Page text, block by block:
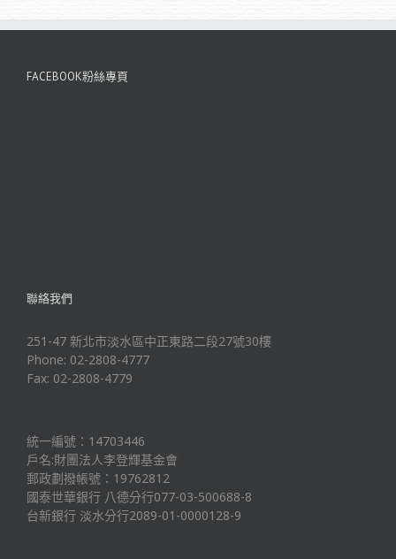
FACEBOOK粉絲專頁
聯絡我們
251-47 新北市淡水區中正東路二段27號30樓
Phone: 02-2808-4777
Fax: 02-2808-4779
統一編號：14703446
戶名:財團法人李登輝基金會
郵政劃撥帳號：19762812
國泰世華銀行 八德分行077-03-500688-8
台新銀行 淡水分行2089-01-0000128-9